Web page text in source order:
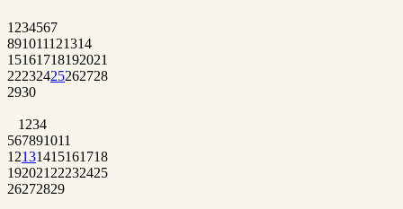
1 234567
891011121314
15161718192021
22232425262728
2930
1 234
567891011
12131415161718
192021 22232425
26272829